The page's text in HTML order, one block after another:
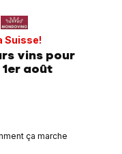
Suisse!
vins pour
août
ça marche